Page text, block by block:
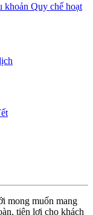
khoản Quy chế hoạt
mong muốn mang
tiện lợi cho khách